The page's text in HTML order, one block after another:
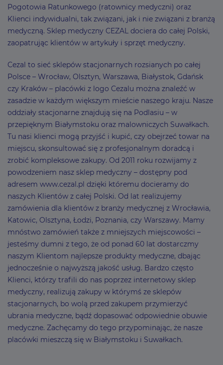
Pogotowia Ratunkowego (ratownicy medyczni) oraz
Klienci indywidualni, tak związani, jak i nie związani z branżą
medyczną. Sklep medyczny CEZAL dociera do całej Polski,
zaopatrując klientów w artykuły i sprzęt medyczny.
Cezal to sieć sklepów stacjonarnych rozsianych po całej
Polsce – Wrocław, Olsztyn, Warszawa, Białystok, Gdańsk
czy Kraków – placówki z logo Cezalu można znaleźć w
zasadzie w każdym większym mieście naszego kraju. Nasze
oddziały stacjonarne znajdują się na Podlasiu – w
przepięknym Białymstoku oraz malowniczych Suwałkach.
Tu nasi klienci mogą przyjść i kupić, czy obejrzeć towar na
miejscu, skonsultować się z profesjonalnym doradcą i
zrobić kompleksowe zakupy. Od 2011 roku rozwijamy z
powodzeniem nasz sklep medyczny – dostępny pod
adresem www.cezal.pl dzięki któremu docieramy do
naszych Klientów z całej Polski. Od lat realizujemy
zamówienia dla klientów z branży medycznej z Wrocławia,
Katowic, Olsztyna, Łodzi, Poznania, czy Warszawy. Mamy
mnóstwo zamówień także z mniejszych miejscowości –
jesteśmy dumni z tego, że od ponad 60 lat dostarczmy
naszym Klientom najlepsze produkty medyczne, dbając
jednocześnie o najwyższą jakość usług. Bardzo często
Klienci, którzy trafili do nas poprzez internetowy sklep
medyczny, realizują zakupy w którymś ze sklepów
stacjonarnych, bo wolą przed zakupem przymierzyć
ubrania medyczne, bądź dopasować odpowiednie obuwie
medyczne. Zachęcamy do tego przypominając, że nasze
placówki mieszczą się w Białymstoku i Suwałkach.